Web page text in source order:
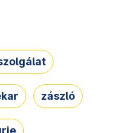
zászló